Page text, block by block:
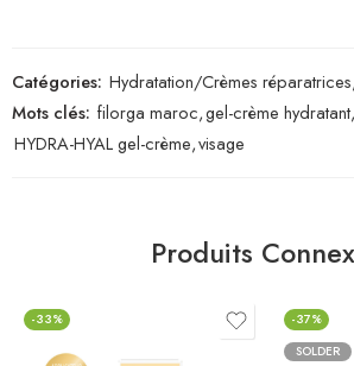
Catégories: Hydratation/Crèmes réparatrices,
Mots clés: filorga maroc,gel-crème hydratant,
HYDRA-HYAL gel-crème,visage
Produits
-33%
-37%
SOLDER